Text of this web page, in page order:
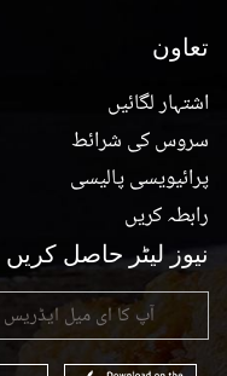
تعاون
اشتہار لگائیں
سروس کی شرائط
پرائیویسی پالیسی
رابطہ کریں
نیوز لیٹر حاصل کریں